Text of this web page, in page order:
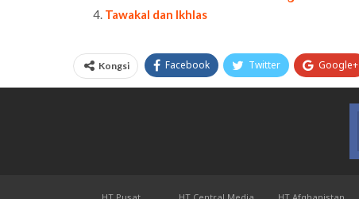
Tawakal dan Ikhlas
Kongsi Facebook Twitter Google+